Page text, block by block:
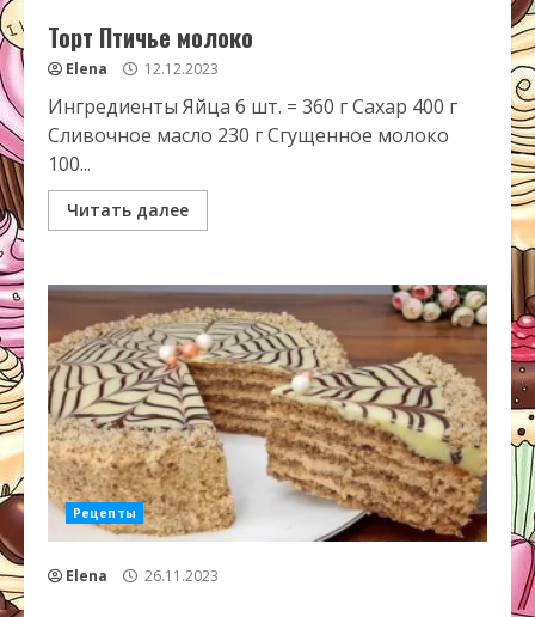
Торт Птичье молоко
Elena 12.12.2023
Ингредиенты Яйца 6 шт. = 360 г Сахар 400 г
Сливочное масло 230 г Сгущенное молоко
100...
Читать далее
Рецепты
Elena 26.11.2023